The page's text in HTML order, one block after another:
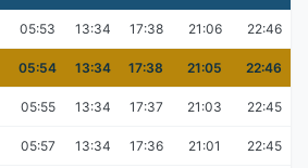
05:53 13:34 17:38 21:06 22:46
05:54 13:34 17:38 21:05 22:46
05:55 13:34 17:37 21:03 22:45
05:57 13:34 17:36 21:01 22:45